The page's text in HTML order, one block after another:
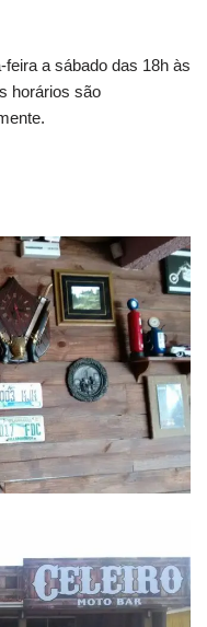
feira a sábado das 18h às
horários são